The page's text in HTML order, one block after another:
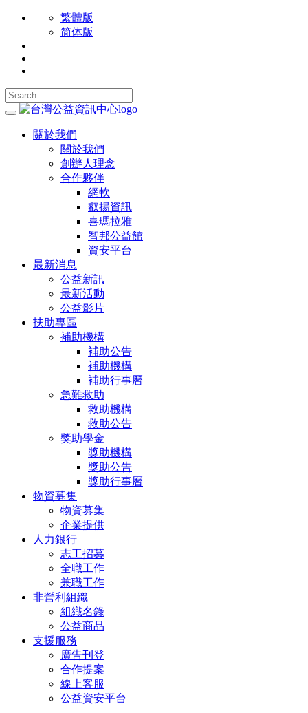
繁體版
简体版
關於我們
關於我們
創辦人理念
合作夥伴
網軟
叡揚資訊
喜瑪拉雅
智邦公益館
資安平台
最新消息
公益新訊
最新活動
公益影片
扶助專區
補助機構
補助公告
補助機構
補助行事曆
急難救助
救助機構
救助公告
獎助學金
獎助機構
獎助公告
獎助行事曆
物資募集
物資募集
企業提供
人力銀行
志工招募
全職工作
兼職工作
非營利組織
組織名錄
公益商品
支援服務
廣告刊登
合作提案
線上客服
公益資安平台